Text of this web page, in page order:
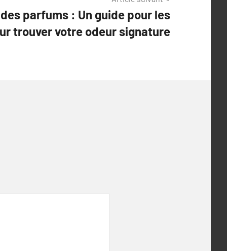
parfums : Un guide pour les
trouver votre odeur signature